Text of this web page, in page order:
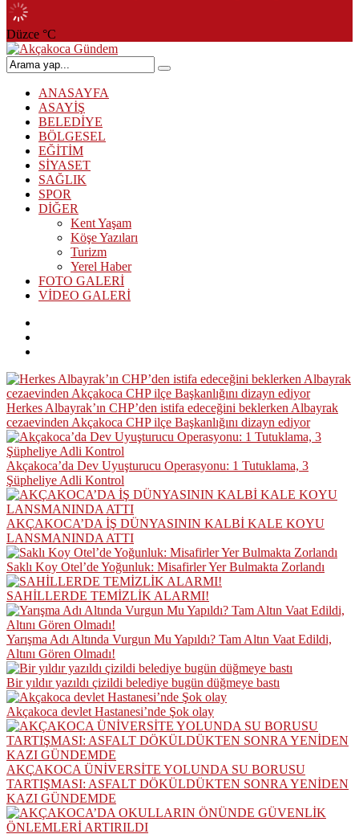
Düzce °C
ANASAYFA
ASAYİŞ
BELEDİYE
BÖLGESEL
EĞİTİM
SİYASET
SAĞLIK
SPOR
DİĞER
Kent Yaşam
Köşe Yazıları
Turizm
Yerel Haber
FOTO GALERİ
VİDEO GALERİ
Herkes Albayrak’ın CHP’den istifa edeceğini beklerken Albayrak
cezaevinden Akçakoca CHP ilçe Başkanlığını dizayn ediyor
Akçakoca’da Dev Uyuşturucu Operasyonu: 1 Tutuklama, 3
Şüpheliye Adli Kontrol
AKÇAKOCA’DA İŞ DÜNYASININ KALBİ KALE KOYU
LANSMANINDA ATTI
Saklı Koy Otel’de Yoğunluk: Misafirler Yer Bulmakta Zorlandı
SAHİLLERDE TEMİZLİK ALARMI!
Yarışma Adı Altında Vurgun Mu Yapıldı? Tam Altın Vaat Edildi,
Altını Gören Olmadı!
Bir yıldır yazıldı çizildi belediye bugün düğmeye bastı
Akçakoca devlet Hastanesi’nde Şok olay
AKÇAKOCA ÜNİVERSİTE YOLUNDA SU BORUSU
TARTIŞMASI: ASFALT DÖKÜLDÜKTEN SONRA YENİDEN
KAZI GÜNDEMDE